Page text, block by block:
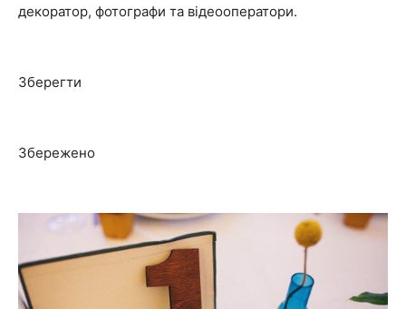
декоратор, фотографи та відеооператори.
Зберегти
Збережено